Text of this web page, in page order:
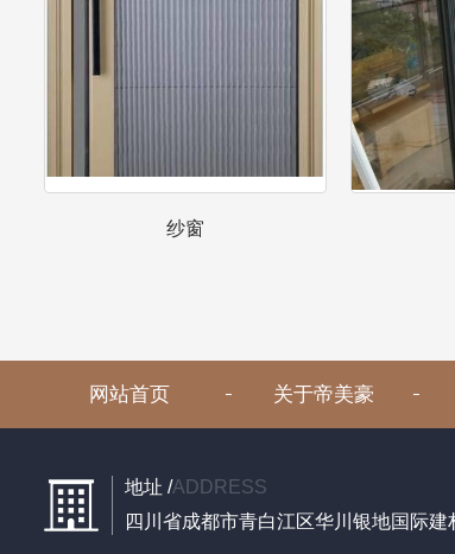
纱窗
网站首页 关于帝美豪
地址 /ADDRESS
四川省成都市青白江区华川银地国际